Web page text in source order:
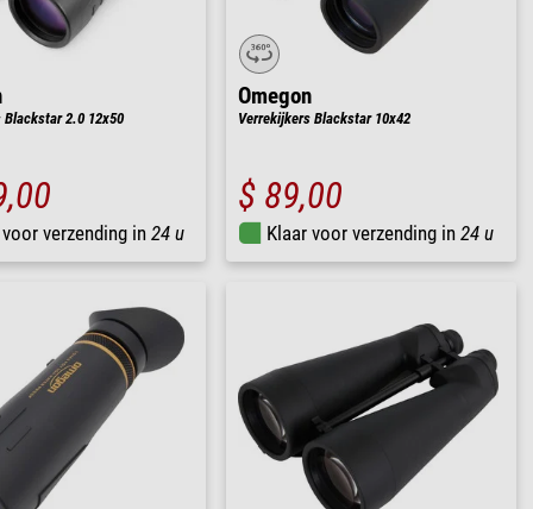
2.0 12x50
verzending in 24 u
Omegon
Verrekijkers Blackstar 10x42
$ 89,00
Klaar voor verzending in 24 u